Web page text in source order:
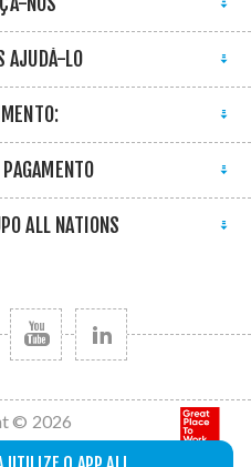
AJUDÁ-LO
ALL NATIONS
© 2026
Todos